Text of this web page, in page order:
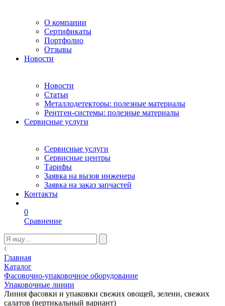
О компании
Сертификаты
Портфолио
Отзывы
Новости
Новости
Статьи
Металлодетекторы: полезные материалы
Рентген-системы: полезные материалы
Сервисные услуги
Сервисные услуги
Сервисные центры
Тарифы
Заявка на вызов инженера
Заявка на заказ запчастей
Контакты
0
Сравнение
Главная
Каталог
Фасовочно-упаковочное оборудование
Упаковочные линии
Линия фасовки и упаковки свежих овощей, зелени, свежих
салатов (вертикальный вариант)